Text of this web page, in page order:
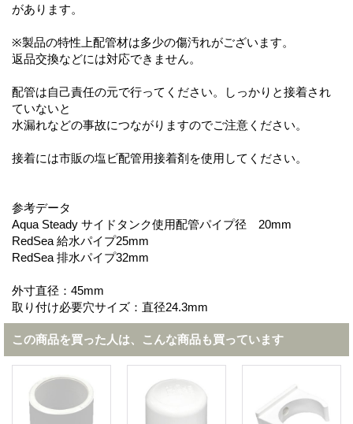
があります。
※製品の特性上配管材は多少の傷汚れがございます。
返品交換などには対応できません。
配管は自己責任の元で行ってください。しっかりと接着され
ていないと
水漏れなどの事故につながりますのでご注意ください。
接着には市販の塩ビ配管用接着剤を使用してください。
参考データ
Aqua Steady サイドタンク使用配管パイプ径 20mm
RedSea 給水パイプ25mm
RedSea 排水パイプ32mm
外寸直径：45mm
取り付け必要穴サイズ：直径24.3mm
この商品を買った人は、こんな商品も買っています